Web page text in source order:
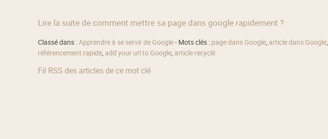
Lire la suite de comment mettre sa page dans google rapidement ?
Classé dans :Apprendre à se servir de Google- Mots clés : page dans Google, article dans Google,
référencement rapide, add your url to Google, article recyclé
Fil RSS des articles de ce mot clé